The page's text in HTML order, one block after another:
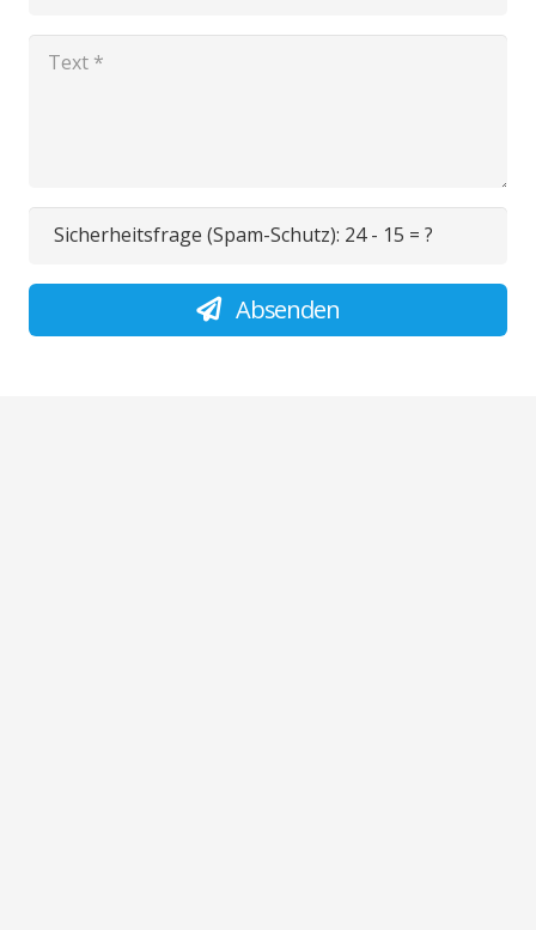
Sicherheitsfrage (Spam-Schutz): 24 - 15 = ?
Absenden